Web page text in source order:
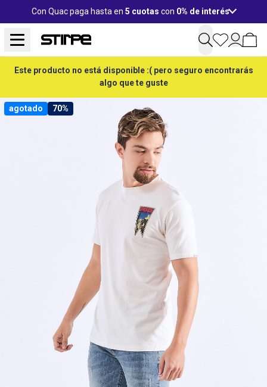
Con Quac paga hasta en 5 cuotas con 0% de interés
Este producto no está disponible :( pero seguro encontrarás
algo que te guste
agotado 70%